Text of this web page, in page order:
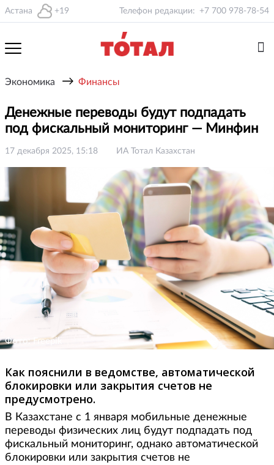
Астана +19 Телефон редакции: +7 700 978-78-54
Экономика → Финансы
Денежные переводы будут подпадать
под фискальный мониторинг — Минфин
17 декабря 2025, 15:18 ИА Тотал Казахстан
Фото: Freepik
Как пояснили в ведомстве, автоматической
блокировки или закрытия счетов не
предусмотрено.
В Казахстане с 1 января мобильные денежные
переводы физических лиц будут подпадать под
фискальный мониторинг, однако автоматической
блокировки или закрытия счетов не